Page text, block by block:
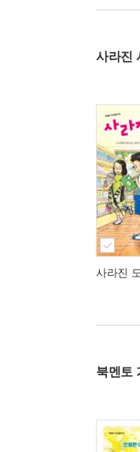
사라진
사라진
북멘토